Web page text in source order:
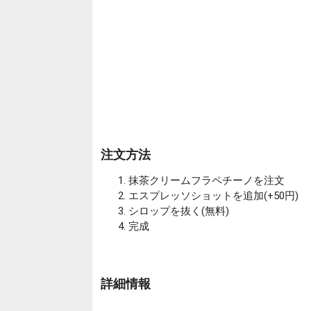
注文方法
抹茶クリームフラペチーノを注文
エスプレッソショットを追加(+50円)
シロップを抜く(無料)
完成
詳細情報